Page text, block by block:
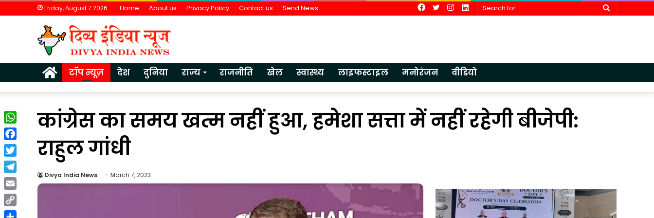
Friday, August 7 2026 Home About us Privacy Policy Contact us Send News
Search
LinkedIn
Instagram
Twitter
Facebook
Homeटॉप न्यूज़ देश दुनिया राज्य राजनीति खेल स्वास्थ्य लाइफस्टाइल मनोरंजन वीडियो
कांग्रेस का समय खत्म नहीं हुआ, हमेशा सत्ता में नहीं रहेगी बीजेपी:
राहुल गांधी
Divya India News March 7, 2023
ज्ञान
परंपरा
आईएमए
लखनऊ
में
एचडीएफसी
पूर्व
WhatsApp
Facebook
Twitter
Telegram
Email
Copy